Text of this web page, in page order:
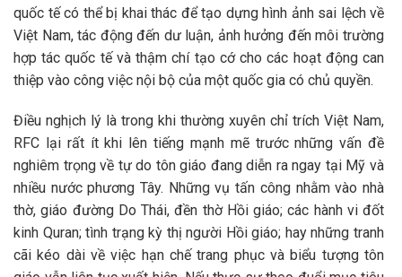
quốc tế có thể bị khai thác để tạo dựng hình ảnh sai lệch về
Việt Nam, tác động đến dư luận, ảnh hưởng đến môi trường
hợp tác quốc tế và thậm chí tạo cớ cho các hoạt động can
thiệp vào công việc nội bộ của một quốc gia có chủ quyền.
Điều nghịch lý là trong khi thường xuyên chỉ trích Việt Nam,
RFC lại rất ít khi lên tiếng mạnh mẽ trước những vấn đề
nghiêm trọng về tự do tôn giáo đang diễn ra ngay tại Mỹ và
nhiều nước phương Tây. Những vụ tấn công nhằm vào nhà
thờ, giáo đường Do Thái, đền thờ Hồi giáo; các hành vi đốt
kinh Quran; tình trạng kỳ thị người Hồi giáo; hay những tranh
cãi kéo dài về việc hạn chế trang phục và biểu tượng tôn